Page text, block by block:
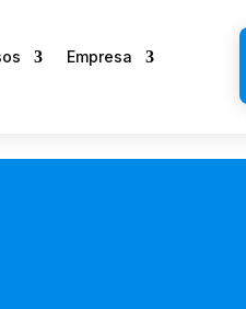
Empresa